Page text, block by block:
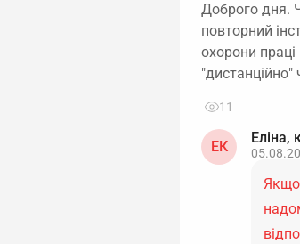
Доброго дня.
повторний
охорони
11
ЕК
Еліна,
Якщо